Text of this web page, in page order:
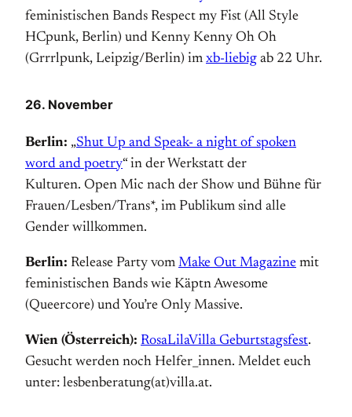
feministischen Bands Respect my Fist (All Style
HCpunk, Berlin) und Kenny Kenny Oh Oh
(Grrrlpunk, Leipzig/Berlin) im xb-liebig ab 22 Uhr.
26. November
Berlin: „Shut Up and Speak- a night of spoken
word and poetry“ in der Werkstatt der
Kulturen. Open Mic nach der Show und Bühne für
Frauen/Lesben/Trans*, im Publikum sind alle
Gender will­kommen.
Berlin: Release Party vom Make Out Magazine mit
feministischen Bands wie Käptn Awesome
(Queercore) und You’re Only Massive.
Wien (Österreich): RosaLilaVilla Geburts­tags­fest.
Gesucht werden noch Helfer_innen. Meldet euch
unter: lesbenberatung(at)villa.at.